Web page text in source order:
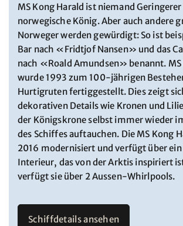
MS Kong Harald ist niemand Geringerer
norwegische König. Aber auch andere
Norweger werden gewürdigt: So ist
Bar nach «Fridtjof Nansen» und das
nach «Roald Amundsen» benannt. MS
wurde 1993 zum 100-jährigen
Hurtigruten fertiggestellt. Dies zeigt
dekorativen Details wie Kronen und
der Königskrone selbst immer wieder
des Schiffes auftauchen. Die MS Kong
2016 modernisiert und verfügt über
Interieur, das von der Arktis inspiriert
verfügt sie über 2 Aussen-Whirlpools.
Schiffdetails ansehen